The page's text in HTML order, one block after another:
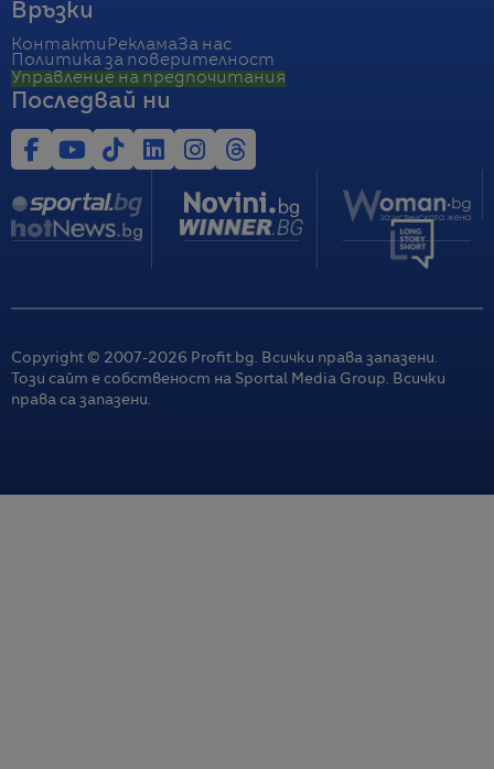
Връзки
Контакти РекламаЗа нас
Политика за поверителност
Управление на предпочитания
Последвай ни
Copyright © 2007-2026 Profit.bg. Всички права запазени.
Този сайт е собственост на Sportal Media Group. Всички
права са запазени.